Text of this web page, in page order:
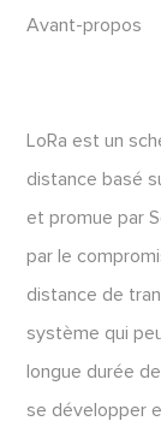
Avant-propos
LoRa est un
distance basé
et promue par
par le
distance de
système qui
longue durée
se développer